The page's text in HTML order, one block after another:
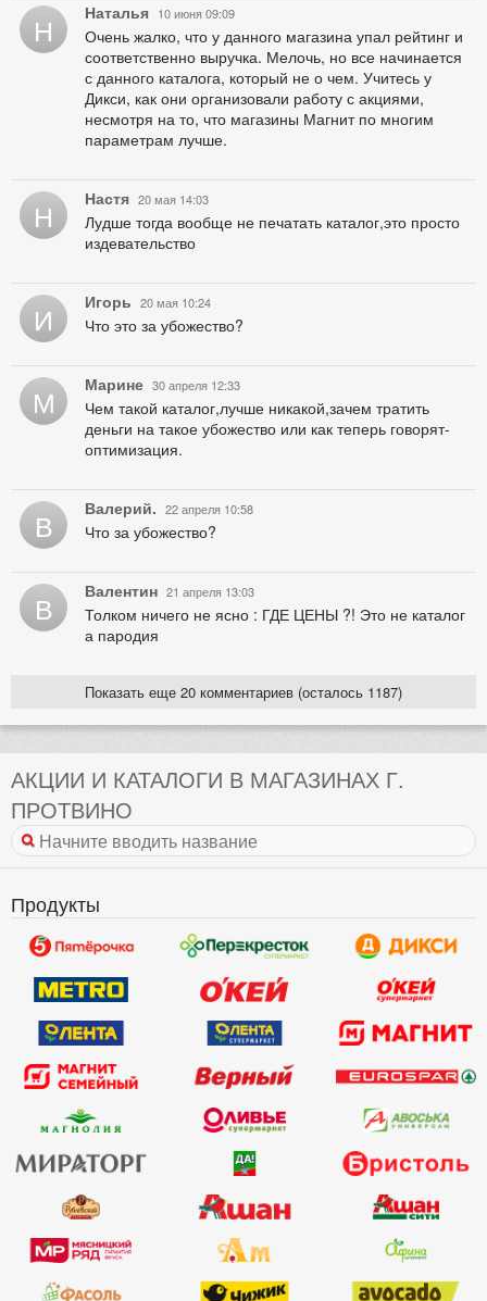
Н Наталья 10 июня 09:09
Очень жалко, что у данного магазина упал рейтинг и
соответственно выручка. Мелочь, но все начинается
с данного каталога, который не о чем. Учитесь у
Дикси, как они организовали работу с акциями,
несмотря на то, что магазины Магнит по многим
параметрам лучше.
Н Настя 20 мая 14:03
Лудше тогда вообще не печатать каталог,это просто
издевательство
И Игорь 20 мая 10:24
Что это за убожество?
М Марине 30 апреля 12:33
Чем такой каталог,лучше никакой,зачем тратить
деньги на такое убожество или как теперь говорят-
оптимизация.
В Валерий. 22 апреля 10:58
Что за убожество?
В Валентин 21 апреля 13:03
Толком ничего не ясно : ГДЕ ЦЕНЫ ?! Это не каталог
а пародия
Показать еще 20 комментариев (осталось 1187)
АКЦИИ И КАТАЛОГИ В МАГАЗИНАХ Г.
ПРОТВИНО
Продукты